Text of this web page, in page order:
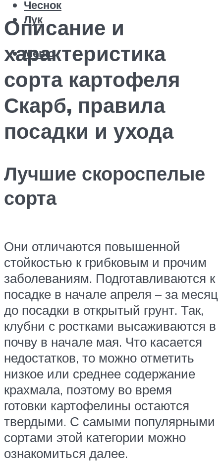
Чеснок
Лук
Меню
Описание и
характеристика
сорта картофеля
Скарб, правила
посадки и ухода
Лучшие скороспелые
сорта
Они отличаются повышенной
стойкостью к грибковым и прочим
заболеваниям. Подготавливаются к
посадке в начале апреля – за месяц
до посадки в открытый грунт. Так,
клубни с ростками высаживаются в
почву в начале мая. Что касается
недостатков, то можно отметить
низкое или среднее содержание
крахмала, поэтому во время
готовки картофелины остаются
твердыми. С самыми популярными
сортами этой категории можно
ознакомиться далее.